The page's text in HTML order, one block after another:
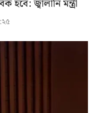
হবে: জ্বালানি মন্ত্রী